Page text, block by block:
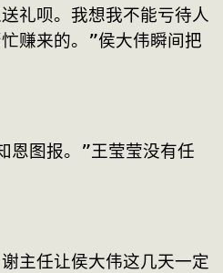
礼呗。我想我不能亏待人
赚来的。”侯大伟瞬间把
恩图报。”王莹莹没有任
主任让侯大伟这几天一定